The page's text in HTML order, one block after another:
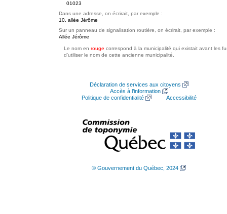
01023
Dans une adresse, on écrirait, par exemple :
10, allée Jérôme
Sur un panneau de signalisation routière, on écrirait, par exemple :
Allée Jérôme
Le nom en rouge correspond à la municipalité qui existait avant les
d'utiliser le nom de cette ancienne municipalité.
Déclaration de services aux citoyens
Accès à l’information
Politique de confidentialité
Accessibilité
© Gouvernement du Québec, 2024